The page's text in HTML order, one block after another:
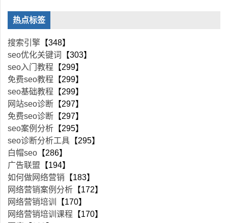
热点标签
搜索引擎 【348】
seo优化关键词
【303】
seo入门教程 【299】
免费seo教程 【299】
seo基础教程 【299】
网站seo诊断 【297】
免费seo诊断 【297】
seo案例分析 【295】
seo诊断分析工具 【295】
白帽seo 【286】
广告联盟 【194】
如何做网络营销 【183】
网络营销案例分析 【172】
网络营销培训
【170】
网络营销培训课程 【170】